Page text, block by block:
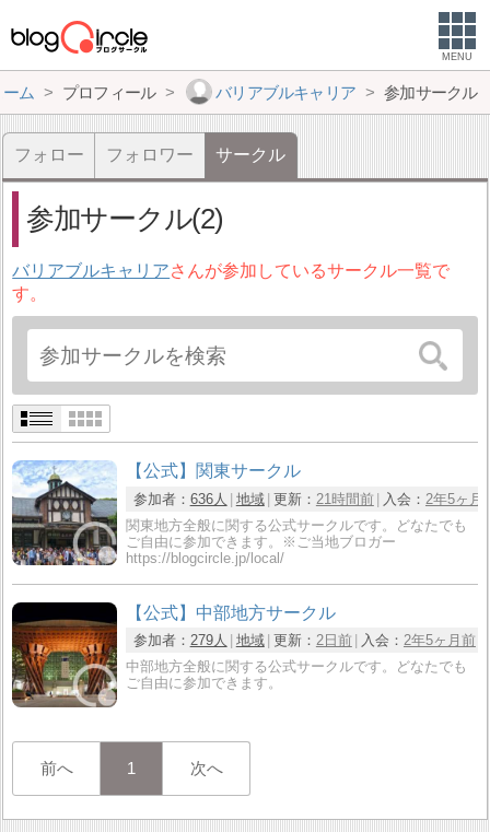
MENU
ム プロフィール バリアブルキャリア 参加サークル
フォロー フォロワー サークル
参加サークル(2)
バリアブルキャリアさんが参加しているサークル一覧で
す。
【公式】関東サークル
参加者： 636人 地域 更新： 21時間前 入会： 2年5ヶ月
関東地方全般に関する公式サークルです。どなたでも
ご自由に参加できます。※ご当地ブロガー
https://blogcircle.jp/local/
【公式】中部地方サークル
参加者： 279人 地域 更新： 2日前 入会： 2年5ヶ月前
中部地方全般に関する公式サークルです。どなたでも
ご自由に参加できます。
前へ 1 次へ